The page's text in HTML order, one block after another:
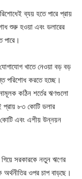
ব্যয় হতে পারে প্রায়
শুরু হওয়া এবং ডলারের
পারে।
খাতে নেওয়া বড় বড়
পরিশোধ করতে হচ্ছে।
কঠিন শর্তের ঋণগুলো
প্রায় ৮৩ কোটি ডলার
এবং এশীয় উন্নয়ন
সরকারকে নতুন ঋণের
ওপর চাপ বাড়ছে।